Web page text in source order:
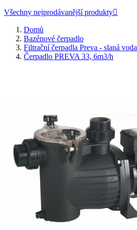
Všechny nejprodávanější produkty
Domů
Bazénové čerpadlo
Filtrační čerpadla Preva - slaná voda
Čerpadlo PREVA 33, 6m3/h